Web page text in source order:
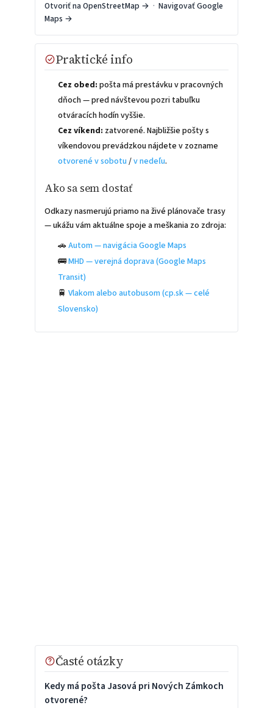
Otvoriť na OpenStreetMap → · Navigovať Google
Maps →
Praktické info
Cez obed: pošta má prestávku v pracovných
dňoch — pred návštevou pozri tabuľku
otváracích hodín vyššie.
Cez víkend: zatvorené. Najbližšie pošty s
víkendovou prevádzkou nájdete v zozname
otvorené v sobotu /v nedeľu.
Ako sa sem dostať
Odkazy nasmerujú priamo na živé plánovače trasy
— ukážu vám aktuálne spoje a meškania zo zdroja:
🚗Autom — navigácia Google Maps
🚌MHD — verejná doprava (Google Maps
Transit)
🚆Vlakom alebo autobusom (cp.sk — celé
Slovensko)
Časté otázky
Kedy má pošta Jasová pri Nových Zámkoch
otvorené?